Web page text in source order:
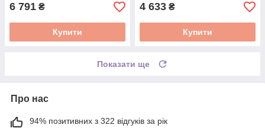
6 791 ₴
Купити
4 633 ₴
Купити
Показати ще
Про нас
94% позитивних з 322 відгуків за рік